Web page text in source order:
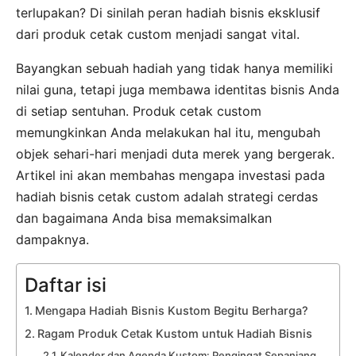
terlupakan? Di sinilah peran hadiah bisnis eksklusif
dari produk cetak custom menjadi sangat vital.
Bayangkan sebuah hadiah yang tidak hanya memiliki
nilai guna, tetapi juga membawa identitas bisnis Anda
di setiap sentuhan. Produk cetak custom
memungkinkan Anda melakukan hal itu, mengubah
objek sehari-hari menjadi duta merek yang bergerak.
Artikel ini akan membahas mengapa investasi pada
hadiah bisnis cetak custom adalah strategi cerdas
dan bagaimana Anda bisa memaksimalkan
dampaknya.
Daftar isi
Mengapa Hadiah Bisnis Kustom Begitu Berharga?
Ragam Produk Cetak Kustom untuk Hadiah Bisnis